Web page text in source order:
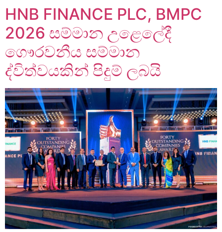
HNB FINANCE PLC, BMPC
2026 සම්මාන උළෙලේදී
ගෞරවනීය සම්මාන
ද්විත්වයකින් පිදුම් ලබයි